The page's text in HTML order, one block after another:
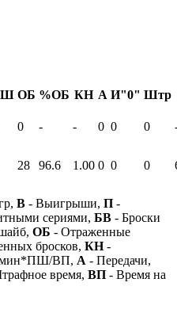
ОБ %ОБ КН А И"0" Штр
0 - - 0 0 0
28 96.6 1.00 0 0 0
В - Выигрыши, П -
сериями, БВ - Броски
ОБ - Отраженные
бросков, КН-
ВП, А - Передачи,
время, ВП - Время на